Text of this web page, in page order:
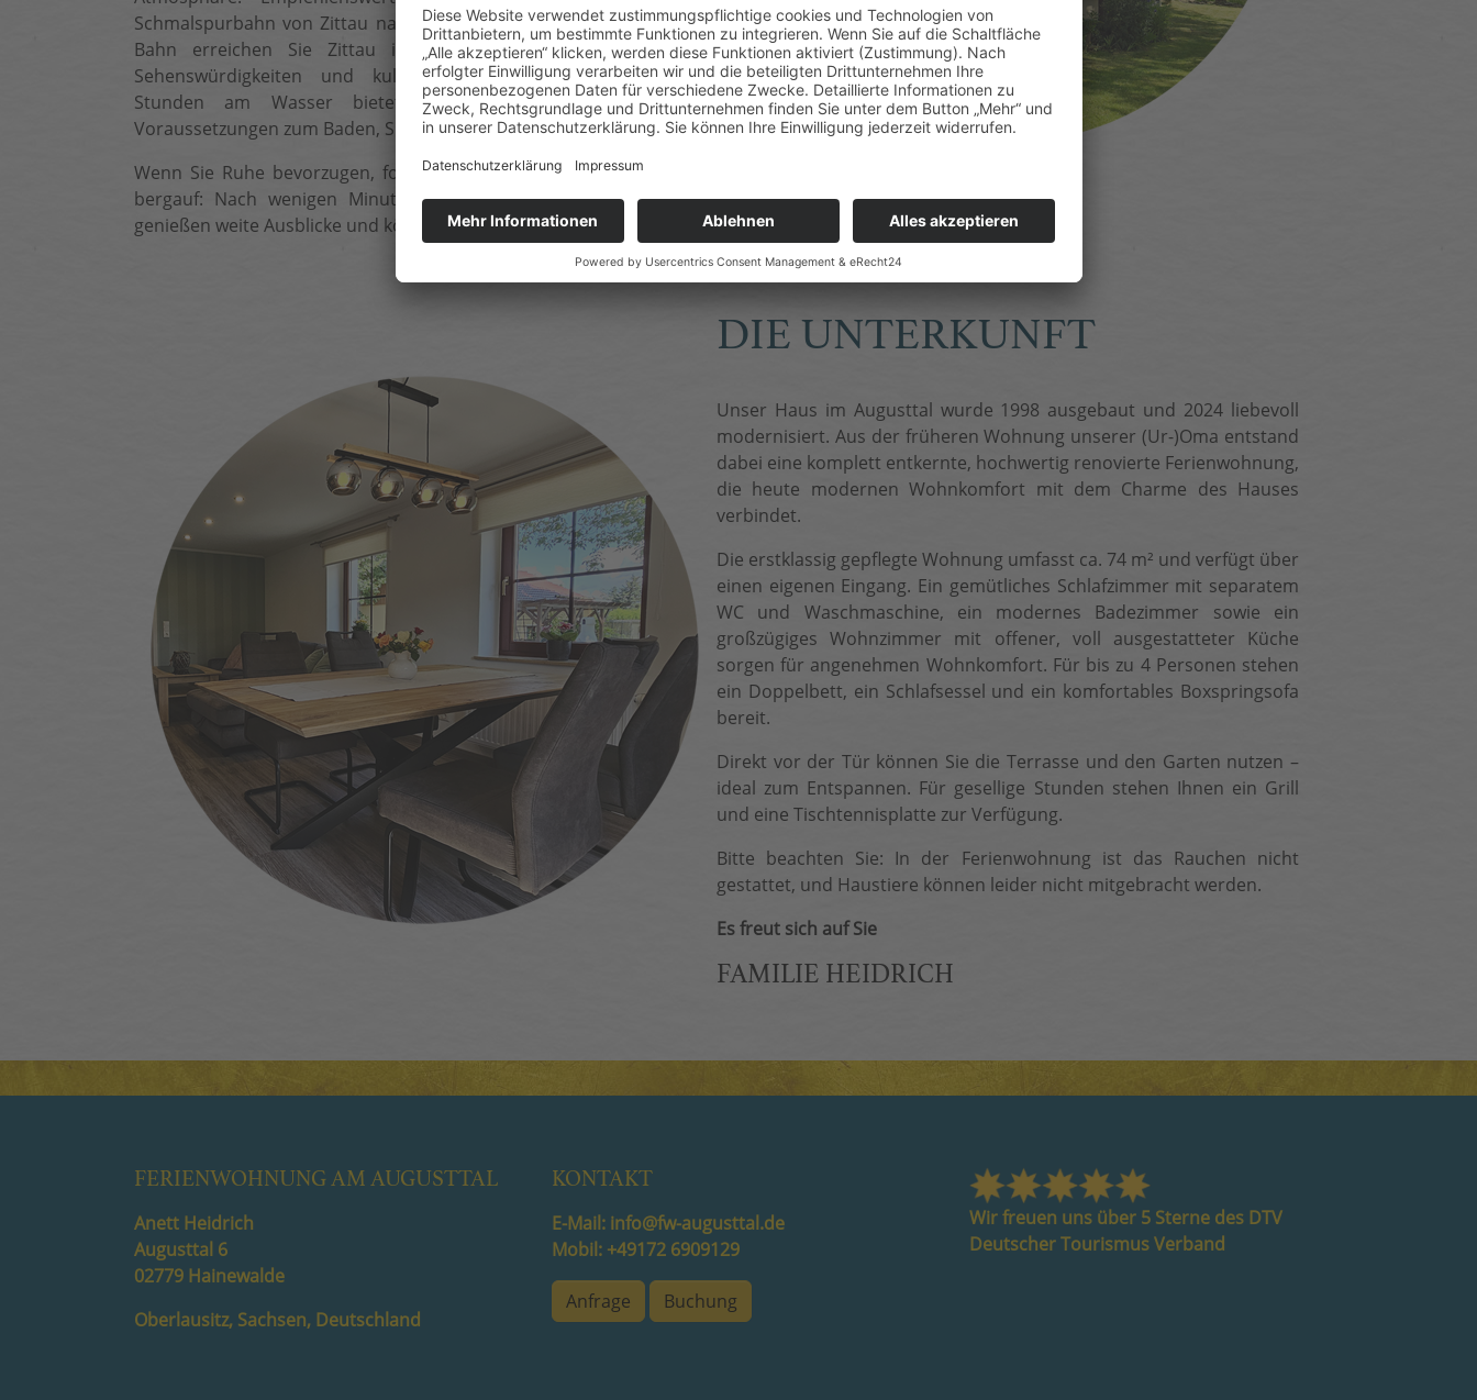
Schmalspurbahn von Zittau nach Oybin oder Jonsdorf. Mit Bus oder
Bahn erreichen Sie Zittau in kurzer Zeit – eine Stadt voller
Sehenswürdigkeiten und kultureller Angebote. Für erholsame
Stunden am Wasser bietet der Olbersdorfer See perfekte
Voraussetzungen zum Baden, Spazieren oder Bootfahren.
Wenn Sie Ruhe bevorzugen, folgen Sie einfach der Straße am Haus
bergauf: Nach wenigen Minuten stehen Sie mitten in der Natur,
genießen weite Ausblicke und können tief durchatmen.
DIE UNTERKUNFT
Unser Haus im Augusttal wurde 1998 ausgebaut und 2024 liebevoll
modernisiert. Aus der früheren Wohnung unserer (Ur-)Oma entstand
dabei eine komplett entkernte, hochwertig renovierte Ferienwohnung,
die heute modernen Wohn­komfort mit dem Charme des Hauses
verbindet.
Die erstklassig gepflegte Wohnung umfasst ca. 74 m² und verfügt über
einen eigenen Eingang. Ein gemütliches Schlafzimmer mit separatem
WC und Waschmaschine, ein modernes Badezimmer sowie ein
großzügiges Wohnzimmer mit offener, voll ausgestatteter Küche
sorgen für angenehmen Wohnkomfort. Für bis zu 4 Personen stehen
ein Doppelbett, ein Schlafsessel und ein komfortables Boxspringsofa
bereit.
Direkt vor der Tür können Sie die Terrasse und den Garten nutzen –
ideal zum Entspannen. Für gesellige Stunden stehen Ihnen ein Grill
und eine Tisch­tennisplatte zur Verfügung.
Bitte beachten Sie: In der Ferienwohnung ist das Rauchen nicht
gestattet, und Haustiere können leider nicht mitgebracht werden.
Es freut sich auf Sie
FAMILIE HEIDRICH
FERIENWOHNUNG AM AUGUSTTAL
Anett Heidrich
Augusttal 6
02779 Hainewalde
Oberlausitz, Sachsen, Deutschland
KONTAKT
E-Mail: info@fw-augusttal.de
Mobil: +49172 6909129
Anfrage Buchung
Wir freuen uns über 5 Sterne des DTV
Deutscher Tourismus Verband